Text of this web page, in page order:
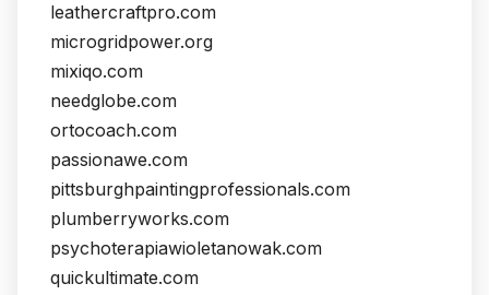
leathercraftpro.com
microgridpower.org
mixiqo.com
needglobe.com
ortocoach.com
passionawe.com
pittsburghpaintingprofessionals.com
plumberryworks.com
psychoterapiawioletanowak.com
quickultimate.com